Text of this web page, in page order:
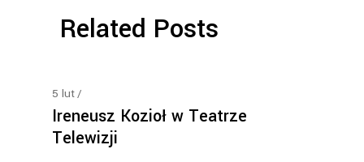
Related Posts
5 lut
Ireneusz Kozioł w Teatrze
Telewizji